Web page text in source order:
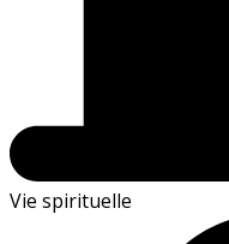
Vie spirituelle